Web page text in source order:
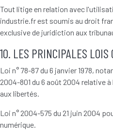
Tout litige en relation avec
industrie.fr est soumis au droit
exclusive de juridiction aux
10. LES PRINCIPALES LOIS
Loi n° 78-87 du 6 janvier 1978,
2004-801 du 6 août 2004 relative
aux libertés.
Loi n° 2004-575 du 21 juin 2004
numérique.